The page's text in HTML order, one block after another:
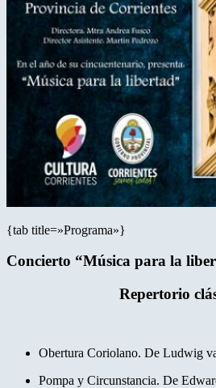
{tab title=»Programa»}
Concierto “Música para la
Repertorio
Obertura Coriolano. De Ludwig
Pompa y Circunstancia. De